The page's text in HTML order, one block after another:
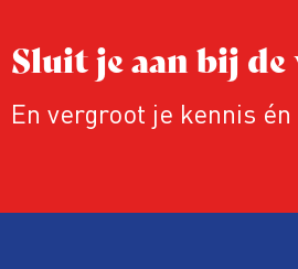
Sluit je aan bij
En vergroot je kennis